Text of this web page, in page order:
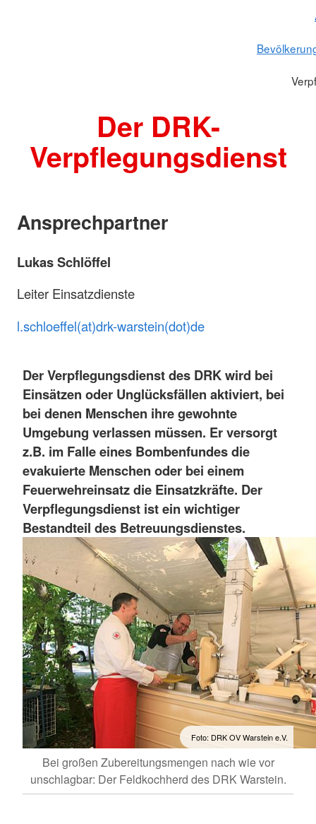
Der DRK-
Verpflegungsdienst
Ansprechpartner
Lukas Schlöffel
Leiter Einsatzdienste
l.schloeffel(at)drk-warstein(dot)de
Der Verpflegungsdienst des DRK wird bei
Einsätzen oder Unglücksfällen aktiviert, bei
bei denen Menschen ihre gewohnte
Umgebung verlassen müssen. Er versorgt
z.B. im Falle eines Bombenfundes die
evakuierte Menschen oder bei einem
Feuerwehreinsatz die Einsatzkräfte. Der
Verpflegungsdienst ist ein wichtiger
Bestandteil des Betreuungsdienstes.
Foto: DRK OV Warstein e.V.
Bei großen Zubereitungsmengen nach wie vor
unschlagbar: Der Feldkochherd des DRK Warstein.